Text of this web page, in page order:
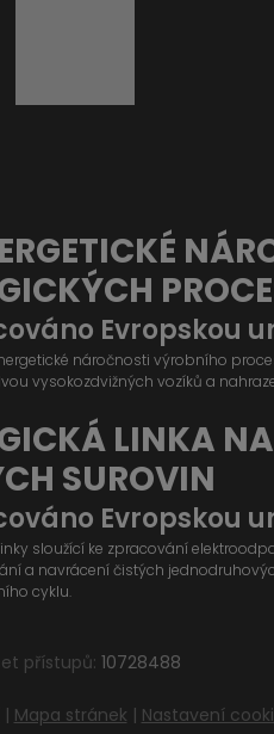
Evropskou
náročnosti výrobního
vysokozdvižných vozíků a
LINKA
SUROVIN
Evropskou
sloužící ke zpracování
a navrácení čistých
cyklu.
přístupů: 10728488
| Mapa stránek | Nastavení